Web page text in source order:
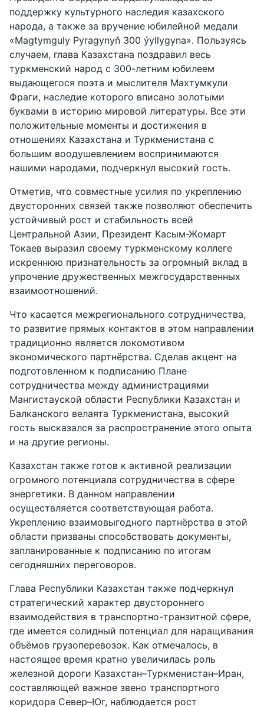
поддержку культурного наследия казахского
народа, а также за вручение юбилейной медали
«Magtymguly Pyragynyň 300 ýyllygyna». Пользуясь
случаем, глава Казахстана поздравил весь
туркменский народ с 300-летним юбилеем
выдающегося поэта и мыслителя Махтумкули
Фраги, наследие которого вписано золотыми
буквами в историю мировой литературы. Все эти
положительные моменты и достижения в
отношениях Казахстана и Туркменистана с
большим воодушевлением воспринимаются
нашими народами, подчеркнул высокий гость.
Отметив, что совместные усилия по укреплению
двусторонних связей также позволяют обеспечить
устойчивый рост и стабильность всей
Центральной Азии, Президент Касым-Жомарт
Токаев выразил своему туркменскому коллеге
искреннюю признательность за огромный вклад в
упрочение дружественных межгосударственных
взаимоотношений.
Что касается межрегионального сотрудничества,
то развитие прямых контактов в этом направлении
традиционно является локомотивом
экономического партнёрства. Сделав акцент на
подготовленном к подписанию Плане
сотрудничества между администрациями
Мангистауской области Республики Казахстан и
Балканского велаята Туркменистана, высокий
гость высказался за распространение этого опыта
и на другие регионы.
Казахстан также готов к активной реализации
огромного потенциала сотрудничества в сфере
энергетики. В данном направлении
осуществляется соответствующая работа.
Укреплению взаимовыгодного партнёрства в этой
области призваны способствовать документы,
запланированные к подписанию по итогам
сегодняшних переговоров.
Глава Республики Казахстан также подчеркнул
стратегический характер двустороннего
взаимодействия в транспортно-транзитной сфере,
где имеется солидный потенциал для наращивания
объёмов грузоперевозок. Как отмечалось, в
настоящее время кратно увеличилась роль
железной дороги Казахстан–Туркменистан–Иран,
составляющей важное звено транспортного
коридора Север–Юг, наблюдается рост